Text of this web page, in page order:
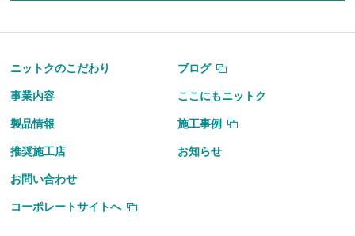
ニットクのこだわり ブログ
事業内容 ここにもニットク
製品情報 施工事例
推奨施工店 お知らせ
お問い合わせ
コーポレートサイトへ